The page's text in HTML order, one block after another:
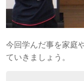
今回学んだ事を家庭
ていきましょう。